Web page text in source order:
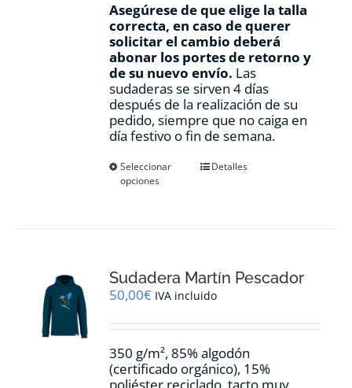
Asegúrese de que elige la talla
correcta, en caso de querer
solicitar el cambio deberá
abonar los portes de retorno y
de su nuevo envío. Las
sudaderas se sirven 4 días
después de la realización de su
pedido, siempre que no caiga en
día festivo o fin de semana.
Seleccionar
opciones
Este
se
pueden
en
página
de
Detalles
Sudadera Martín Pescador
50,00€ IVA incluido
350 g/m², 85% algodón
(certificado orgánico), 15%
poliéster reciclado, tacto muy